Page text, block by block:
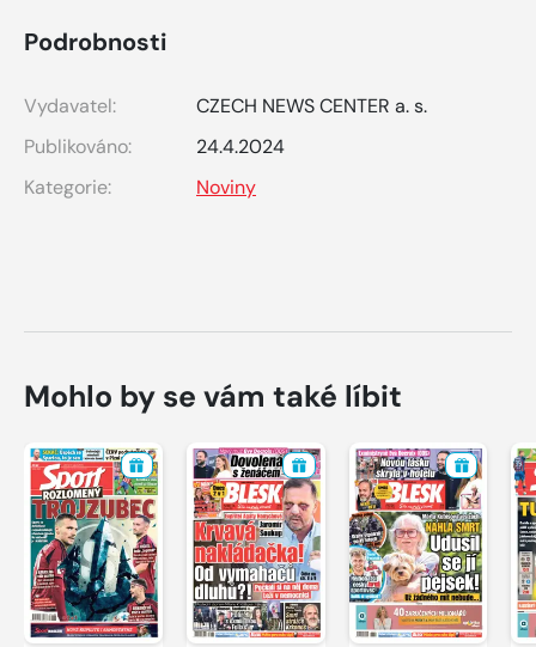
Podrobnosti
Vydavatel:
CZECH NEWS CENTER a. s.
Publikováno:
24.4.2024
Kategorie:
Noviny
Mohlo by se vám také líbit